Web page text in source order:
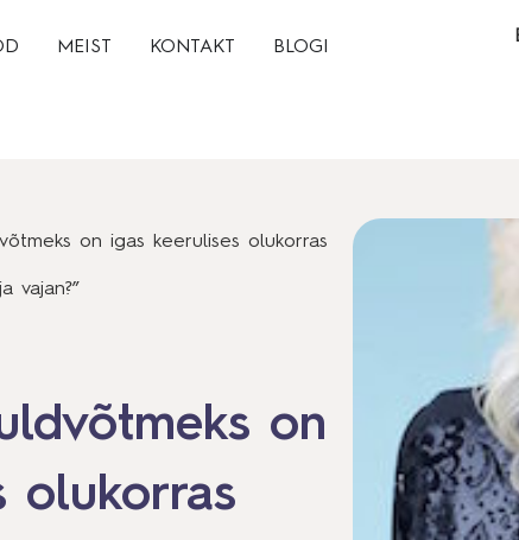
MEIST KONTAKT BLOGI
on igas keerulises olukorras
vajan?”
on
olukorras